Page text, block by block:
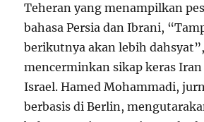
Teheran yang menampilkan
bahasa Persia dan Ibrani,
berikutnya akan lebih dahsyat”,
mencerminkan sikap keras
Israel. Hamed Mohammadi,
berbasis di Berlin,